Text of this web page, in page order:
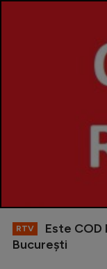
RTV
Este COD
Bucureşti